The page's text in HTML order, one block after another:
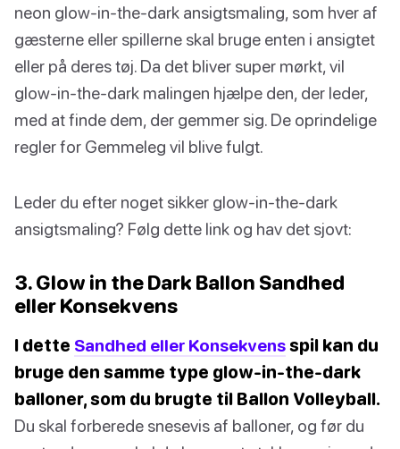
neon glow-in-the-dark ansigtsmaling, som hver af
gæsterne eller spillerne skal bruge enten i ansigtet
eller på deres tøj. Da det bliver super mørkt, vil
glow-in-the-dark malingen hjælpe den, der leder,
med at finde dem, der gemmer sig. De oprindelige
regler for Gemmeleg vil blive fulgt.
Leder du efter noget sikker glow-in-the-dark
ansigtsmaling? Følg dette link og hav det sjovt:
3. Glow in the Dark Ballon Sandhed
eller Konsekvens
I dette Sandhed eller Konsekvensspil kan du
bruge den samme type glow-in-the-dark
balloner, som du brugte til Ballon Volleyball.
Du skal forberede snesevis af balloner, og før du